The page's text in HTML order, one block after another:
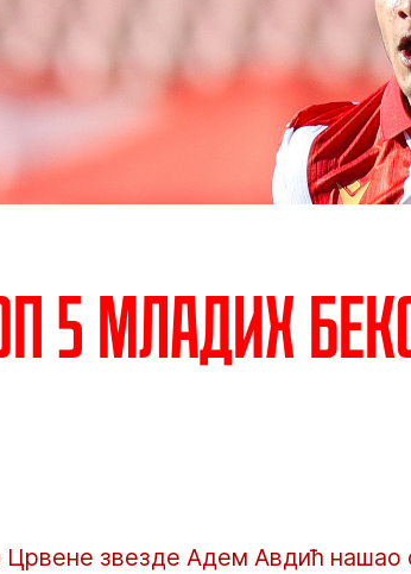
5 младих
Црвене звезде Адем Авдић нашао